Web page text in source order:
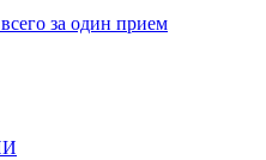
за один прием